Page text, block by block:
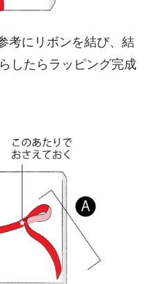
にリボンを結び、結
したらラッピング完成